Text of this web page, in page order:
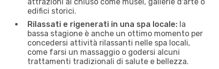
edifici storici.
Rilassati e rigenerati in una spa locale: la
bassa stagione è anche un ottimo momento per
concedersi attività rilassanti nelle spa locali,
come farsi un massaggio o godersi alcuni
trattamenti tradizionali di salute e bellezza.